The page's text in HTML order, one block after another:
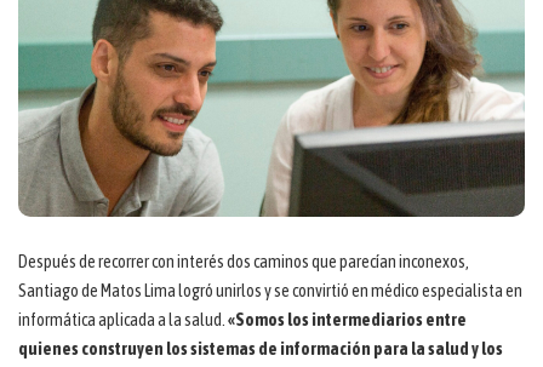
Después de recorrer con interés dos caminos que parecían inconexos,
Santiago de Matos Lima logró unirlos y se convirtió en médico especialista en
informática aplicada a la salud. «Somos los intermediarios entre
quienes construyen los sistemas de información para la salud y los